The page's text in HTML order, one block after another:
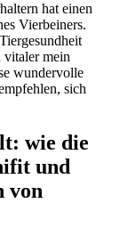
hat​ einen
Vierbeiners.
vitaler mein
wundervolle
sich
wie die⁢
und
von